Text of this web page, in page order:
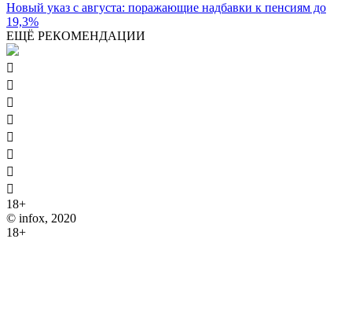
Новый указ с августа: поражающие надбавки к пенсиям до
19,3%
ЕЩЁ РЕКОМЕНДАЦИИ








18+
© infox, 2020
18+